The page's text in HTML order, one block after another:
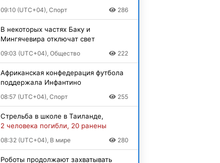
09:10 (UTC+04), Спорт 286
В некоторых частях Баку и
Мингячевира отключат свет
09:03 (UTC+04), Общество 222
Африканская конфедерация футбола
поддержала Инфантино
08:57 (UTC+04), Спорт 255
Стрельба в школе в Таиланде,
2 человека погибли, 20 ранены
08:32 (UTC+04), В мире 280
Роботы продолжают захватывать